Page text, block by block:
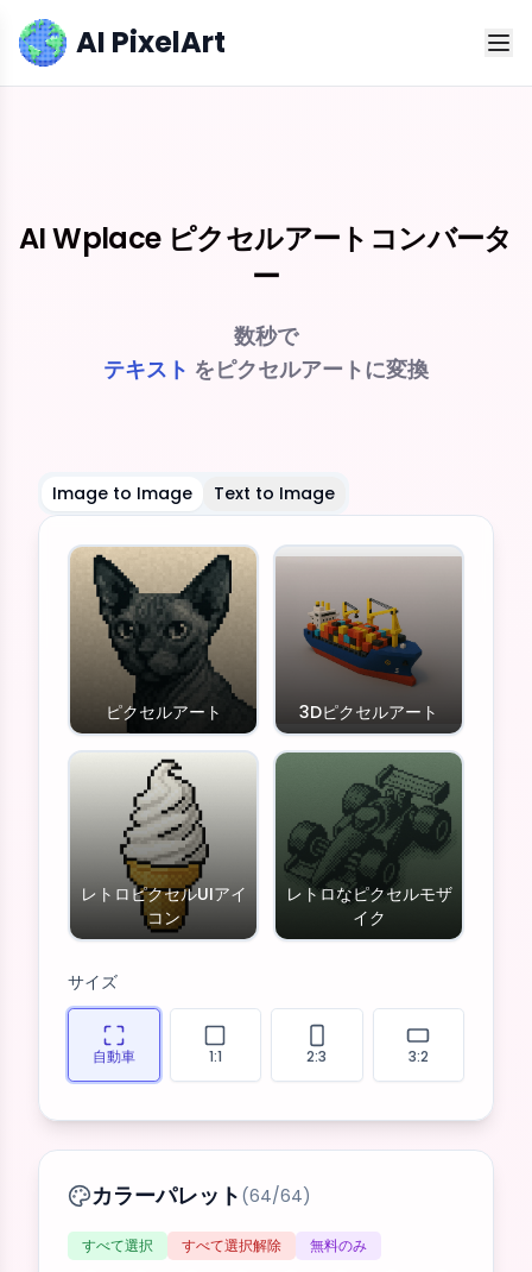
AI PixelArt
AI Wplace ピクセルアートコンバータ
ー
数秒で
画像 をピクセルアートに変換
Image to Image Text to Image
ピクセルアート 3Dピクセルアート
レトロピクセルUIアイ
コン
レトロなピクセルモザ
イク
サイズ
自動車 1:1 2:3 3:2
カラーパレット (64/64)
すべて選択 すべて選択解除 無料のみ